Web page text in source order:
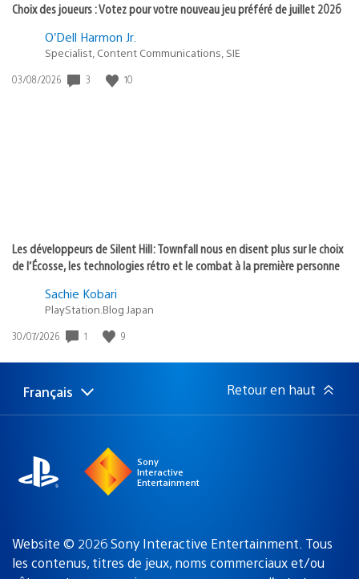
Choix des joueurs : Votez pour votre nouveau jeu préféré de juillet 2026
O’Dell Harmon Jr.
Specialist, Content Communications, SIE
Date
03/08/2026 3 10
Les développeurs de Silent Hill: Townfall nous en disent plus sur le choix
de l’Écosse, les technologies rétro et le combat à la première personne
Sachie Kobari
PlayStation.Blog Japan
Date
publication
30/07/2026 1 9
Choisir
Région
Français Retour en haut
Sony
Interactive
Entertainment
Website © 2026 Sony Interactive Entertainment. Tous
les contenus, titres de jeux, noms commerciaux et/ou